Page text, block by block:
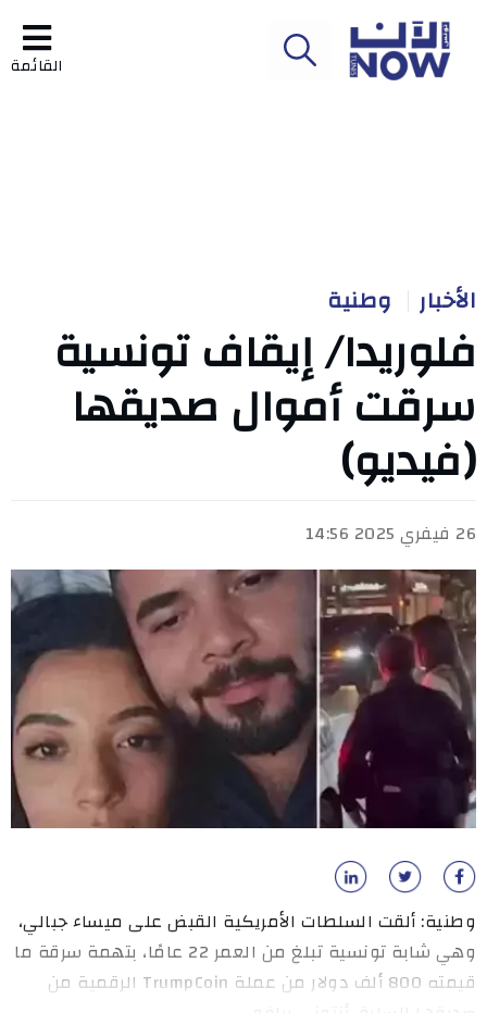
القائمة
الأخبار وطنية
فلوريدا/ إيقاف تونسية
سرقت أموال صديقها
(فيديو)
26 فيفري 2025 14:56
وطنية: ألقت السلطات الأمريكية القبض على ميساء جبالي،
وهي شابة تونسية تبلغ من العمر 22 عامًا، بتهمة سرقة ما
قيمته 800 ألف دولار من عملة TrumpCoin الرقمية من